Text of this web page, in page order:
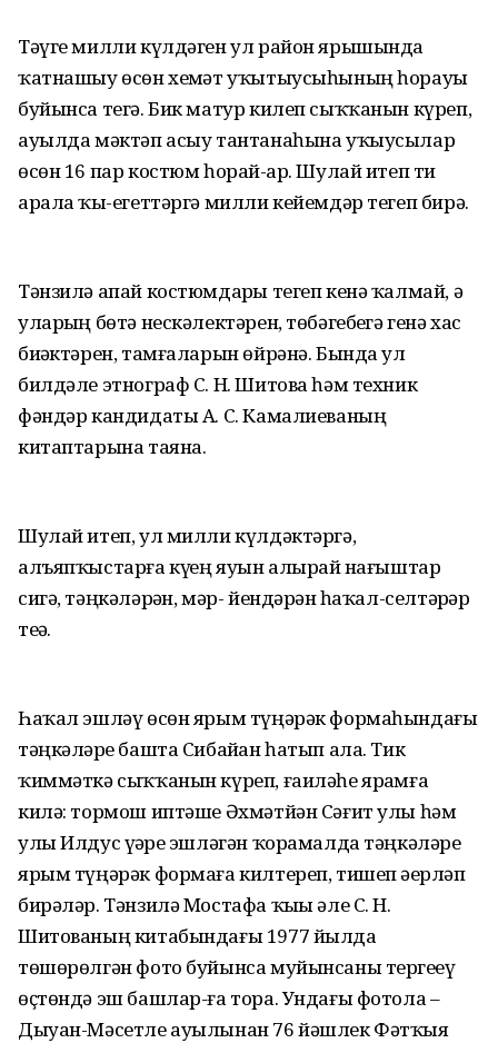
Тәүге милли күлдәген ул район ярышында
ҡатнашыу өсөн хеҙмәт уҡытыусыһының һорауы
буйынса тегә. Бик матур килеп сыҡҡанын күреп,
ауылда мәктәп асыу тантанаһына уҡыусылар
өсөн 16 пар костюм һорай-ҙар. Шулай итеп тиҙ
арала ҡыҙ-егеттәргә милли кейемдәр тегеп бирә.
Тәнзилә апай костюмдарҙы тегеп кенә ҡалмай, ә
уларҙың бөтә нескәлектәрен, төбәгебеҙгә генә хас
биҙәктәрен, тамғаларын өйрәнә. Бында ул
билдәле этнограф С. Н. Шитова һәм техник
фәндәр кандидаты А. С. Камалиеваның
китаптарына таяна.
Шулай итеп, ул милли күлдәктәргә,
алъяпҡыстарға күҙҙең яуын алырҙай нағыштар
сигә, тәңкәләрҙән, мәр- йендәрҙән һаҡал-селтәрҙәр
теҙә.
Һаҡал эшләү өсөн ярым түңәрәк формаһындағы
тәңкәләрҙе башта Сибайҙан һатып ала. Тик
ҡиммәткә сыҡҡанын күреп, ғаиләһе ярҙамға
килә: тормош иптәше Әхмәтйән Сәғит улы һәм
улы Илдус үҙҙәре эшләгән ҡорамалда тәңкәләрҙе
ярым түңәрәк формаға килтереп, тишеп әҙерләп
бирәләр. Тәнзилә Мостафа ҡыҙы әле С. Н.
Шитованың китабындағы 1977 йылда
төшөрөлгән фото буйынса муйынсаны тергеҙеү
өҫтөндә эш башлар-ға тора. Ундағы фотола –
Дыуан-Мәсетле ауылынан 76 йәшлек Фәтҡыя